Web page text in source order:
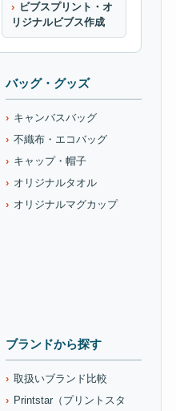
ビブスプリント・オ
リジナルビブス作成
バッグ・グッズ
キャンバスバッグ
不織布・エコバッグ
キャップ・帽子
オリジナルタオル
オリジナルマグカップ
ブランドから探す
取扱いブランド比較
Printstar（プリントスタ